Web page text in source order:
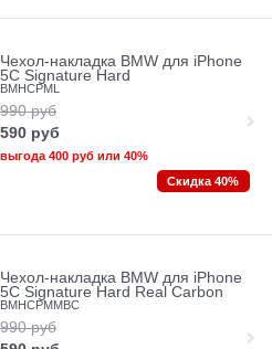
Чехол-накладка BMW для iPhone
5C Signature Hard
BMHCPML
990 руб
590 руб
выгода 400 рубили 40%
Скидка 40%
Чехол-накладка BMW для iPhone
5C Signature Hard Real Carbon
BMHCPMMBC
990 руб